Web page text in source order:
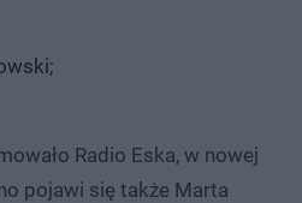
Radio Eska, w nowej
pojawi się także Marta